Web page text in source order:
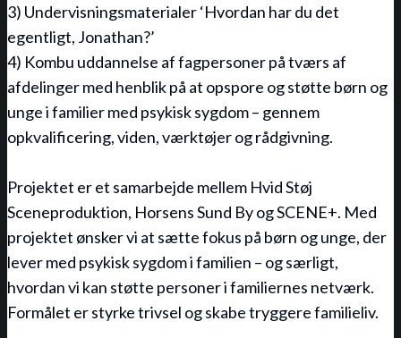
3) Undervisningsmaterialer ‘Hvordan har du det
egentligt, Jonathan?’
4) Kombu uddannelse af fagpersoner på tværs af
afdelinger med henblik på at opspore og støtte børn og
unge i familier med psykisk sygdom – gennem
opkvalificering, viden, værktøjer og rådgivning.
Projektet er et samarbejde mellem Hvid Støj
Sceneproduktion, Horsens Sund By og SCENE+. Med
projektet ønsker vi at sætte fokus på børn og unge, der
lever med psykisk sygdom i familien – og særligt,
hvordan vi kan støtte personer i familiernes netværk.
Formålet er styrke trivsel og skabe tryggere familieliv.